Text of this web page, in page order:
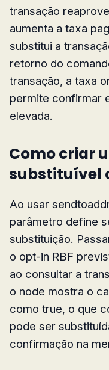
transação
aumenta a taxa
substitui a
retorno do
transação, a taxa
permite confirmar
elevada.
Como criar
substituível
Ao usar
parâmetro define
substituição.
o opt-in RBF
ao consultar a
o node mostra o
como true, o que
pode ser
confirmação na